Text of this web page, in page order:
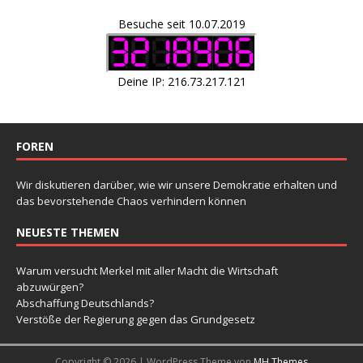
Besuche seit 10.07.2019
Deine IP: 216.73.217.121
FOREN
Wir diskutieren darüber, wie wir unsere Demokratie erhalten und
das bevorstehende Chaos verhindern können
NEUESTE THEMEN
Warum versucht Merkel mit aller Macht die Wirtschaft
abzuwürgen?
Abschaffung Deutschlands?
Verstöße der Regierung gegen das Grundgesetz